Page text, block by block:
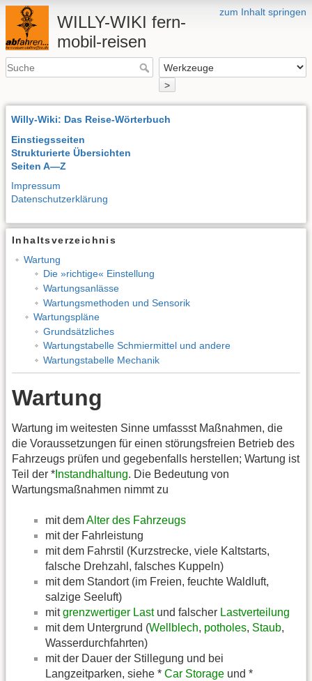
zum Inhalt springen
WILLY-WIKI fern-
mobil-reisen
>
Willy-Wiki: Das Reise-Wörterbuch
Einstiegsseiten
Strukturierte Übersichten
Seiten A—Z
Impressum
Datenschutzerklärung
Inhaltsverzeichnis
Wartung
Die »richtige« Einstellung
Wartungsanlässe
Wartungsmethoden und Sensorik
Wartungspläne
Grundsätzliches
Wartungstabelle Schmiermittel und andere
Wartungstabelle Mechanik
Wartung
Wartung im weitesten Sinne umfassst Maßnahmen, die
die Voraussetzungen für einen störungsfreien Betrieb des
Fahrzeugs prüfen und gegebenfalls herstellen; Wartung ist
Teil der * Instandhaltung. Die Bedeutung von
Wartungsmaßnahmen nimmt zu
mit demAlter des Fahrzeugs
mit der Fahrleistung
mit dem Fahrstil (Kurzstrecke, viele Kaltstarts,
falsche Drehzahl, falsches Kuppeln)
mit dem Standort (im Freien, feuchte Waldluft,
salzige Seeluft)
mitgrenzwertiger Lastund falscher Lastverteilung
mit dem Untergrund (Wellblech, potholes, Staub,
Wasserdurchfahrten)
mit der Dauer der Stillegung und bei
Langzeitparken, siehe * Car Storage und *